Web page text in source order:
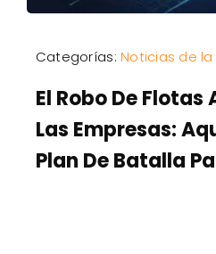
Categorías:Noticias de
El Robo De Flotas
Las Empresas:
Plan De Batalla